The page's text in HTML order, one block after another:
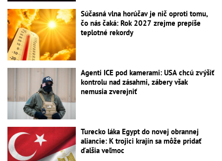
Súčasná vlna horúčav je nič oproti tomu,
čo nás čaká: Rok 2027 zrejme prepíše
teplotné rekordy
Agenti ICE pod kamerami: USA chcú zvýšiť
kontrolu nad zásahmi, zábery však
nemusia zverejniť
Turecko láka Egypt do novej obrannej
aliancie: K trojici krajín sa môže pridať
ďalšia veľmoc